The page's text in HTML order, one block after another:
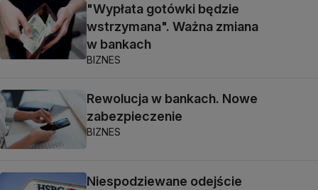
"Wypłata gotówki będzie
wstrzymana". Ważna zmiana
w bankach
BIZNES
Rewolucja w bankach. Nowe
zabezpieczenie
BIZNES
Niespodziewane odejście